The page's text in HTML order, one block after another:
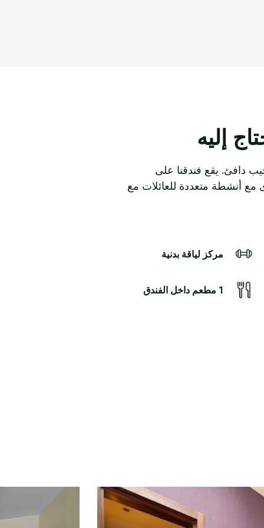
إليه
دافئ. يقع فندقنا على
مع أنشطة متعددة للعائلات مع
مركز لياقة بدنية
1 مطعم داخل الفندق